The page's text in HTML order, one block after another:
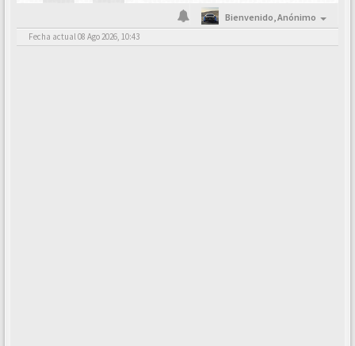
Bienvenido,Anónimo
Fecha actual 08 Ago 2026, 10:43